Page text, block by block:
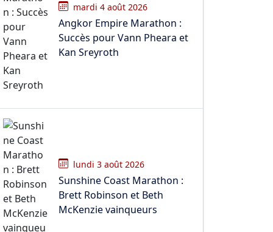
mardi 4 août 2026
Angkor Empire Marathon :
Succès pour Vann Pheara et
Kan Sreyroth
lundi 3 août 2026
Sunshine Coast Marathon :
Brett Robinson et Beth
McKenzie vainqueurs